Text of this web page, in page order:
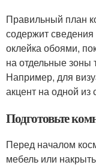
Правильный план
содержит
оклейка обоями,
на отдельные зоны
Например, для
акцент на одной из
Подготовьте
Перед началом
мебель или